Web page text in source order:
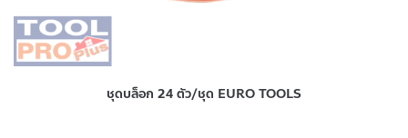
ชุดบล็อก 24 ตัว/ชุด EURO TOOLS